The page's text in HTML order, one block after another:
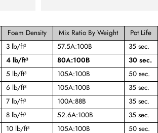
Foam Density Mix Ratio By Weight
Pot Life
3 lb/ft³ 57.5A:100B
35 sec.
4 lb/ft³ 80A:100B
30 sec.
5 lb/ft³ 105A:100B
50 sec.
6 lb/ft³ 105A:100B
35 sec.
7 lb/ft³ 100A:88B
35 sec.
8 lb/ft³ 52.6A:100B
35 sec.
10 lb/ft³ 105A:100B
50 sec.